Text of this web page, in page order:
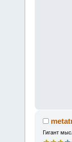
Гигант